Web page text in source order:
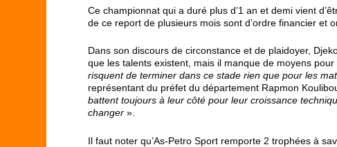
Ce championnat qui a duré plus d’1 an et demi vient
de ce report de plusieurs mois sont d’ordre financier et
Dans son discours de circonstance et de plaidoyer,
que les talents existent, mais il manque de moyens
risquent de terminer dans ce stade rien que pour les
représentant du préfet du département Rapmon
battent toujours à leur côté pour leur croissance
changer ».
Il faut noter qu’As-Petro Sport remporte 2 trophées à